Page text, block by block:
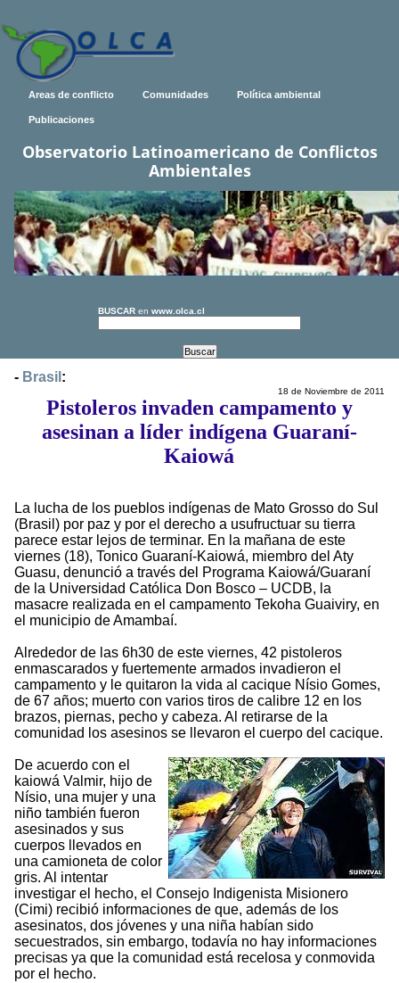
Areas de conflicto Comunidades Política ambiental
Publicaciones
Observatorio Latinoamericano de Conflictos
Ambientales
BUSCAR en www.olca.cl
- Brasil :
18 de Noviembre de 2011
Pistoleros invaden campamento y
asesinan a líder indígena Guaraní-
Kaiowá
La lucha de los pueblos indígenas de Mato Grosso do Sul
(Brasil) por paz y por el derecho a usufructuar su tierra
parece estar lejos de terminar. En la mañana de este
viernes (18), Tonico Guaraní-Kaiowá, miembro del Aty
Guasu, denunció a través del Programa Kaiowá/Guaraní
de la Universidad Católica Don Bosco – UCDB, la
masacre realizada en el campamento Tekoha Guaiviry, en
el municipio de Amambaí.
Alrededor de las 6h30 de este viernes, 42 pistoleros
enmascarados y fuertemente armados invadieron el
campamento y le quitaron la vida al cacique Nísio Gomes,
de 67 años; muerto con varios tiros de calibre 12 en los
brazos, piernas, pecho y cabeza. Al retirarse de la
comunidad los asesinos se llevaron el cuerpo del cacique.
De acuerdo con el
kaiowá Valmir, hijo de
Nísio, una mujer y una
niño también fueron
asesinados y sus
cuerpos llevados en
una camioneta de color
gris. Al intentar
investigar el hecho, el Consejo Indigenista Misionero
(Cimi) recibió informaciones de que, además de los
asesinatos, dos jóvenes y una niña habían sido
secuestrados, sin embargo, todavía no hay informaciones
precisas ya que la comunidad está recelosa y conmovida
por el hecho.